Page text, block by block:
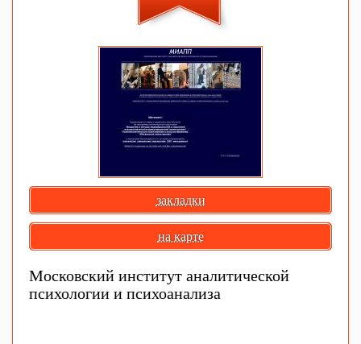
закладки
на карте
Московский институт аналитической
психологии и психоанализа